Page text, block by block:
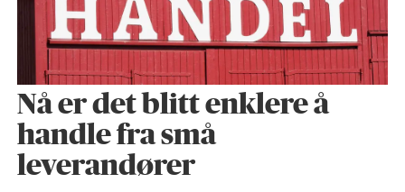
Nå er det blitt enklere å
handle fra små
leverandører